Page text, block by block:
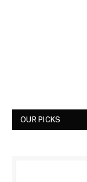
OUR PICKS